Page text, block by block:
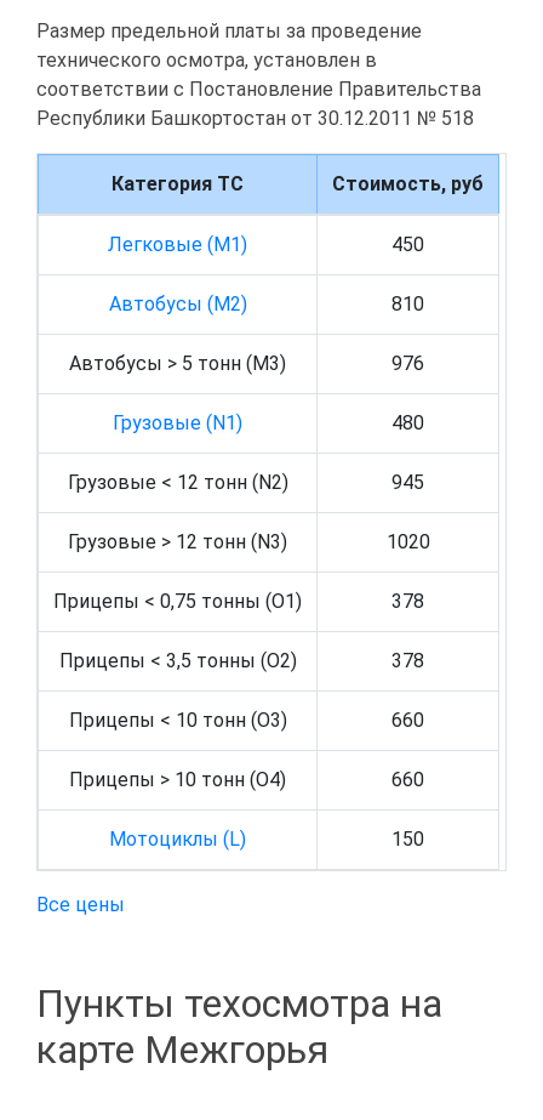
Размер предельной платы за проведение
технического осмотра, установлен в
соответствии с Постановление Правительства
Республики Башкортостан от 30.12.2011 № 518
Категория ТС Стоимость, руб
Легковые (M1) 450
Автобусы (M2) 810
Автобусы > 5 тонн (M3) 976
Грузовые (N1) 480
Грузовые < 12 тонн (N2) 945
Грузовые > 12 тонн (N3) 1020
Прицепы < 0,75 тонны (O1) 378
Прицепы < 3,5 тонны (O2) 378
Прицепы < 10 тонн (O3) 660
Прицепы > 10 тонн (O4) 660
Мотоциклы (L) 150
Все цены
Пункты техосмотра на
карте Межгорья